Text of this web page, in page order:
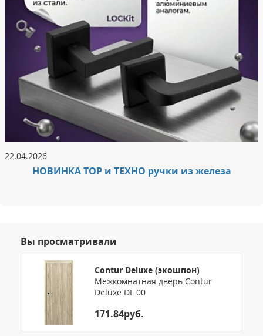
22.04.2026
НОВИНКА ТОР и ТЕХНО ручки из железа
Вы просматривали
Contur Deluxe (экошпон)
Межкомнатная дверь Contur
Deluxe DL 00
171.84руб.